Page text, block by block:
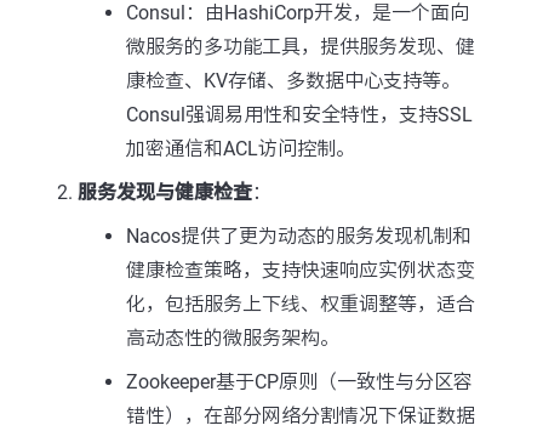
Consul：由HashiCorp开发，是一个面向
微服务的多功能工具，提供服务发现、健
康检查、KV存储、多数据中心支持等。
Consul强调易用性和安全特性，支持SSL
加密通信和ACL访问控制。
服务发现与健康检查：
Nacos提供了更为动态的服务发现机制和
健康检查策略，支持快速响应实例状态变
化，包括服务上下线、权重调整等，适合
高动态性的微服务架构。
Zookeeper基于CP原则（一致性与分区容
错性），在部分网络分割情况下保证数据